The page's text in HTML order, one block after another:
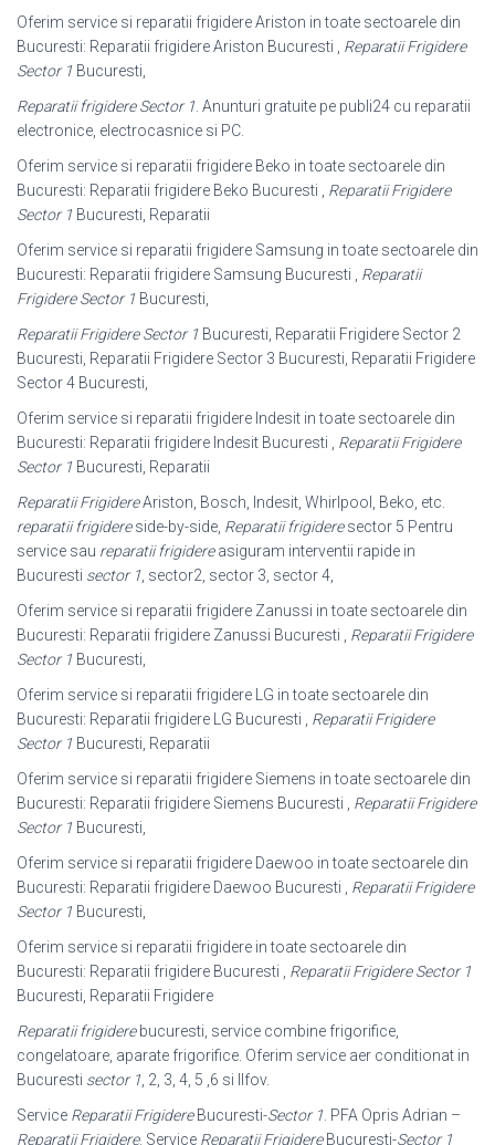
Oferim service si reparatii frigidere Ariston in toate sectoarele din
Bucuresti: Reparatii frigidere Ariston Bucuresti , Reparatii Frigidere
Sector 1 Bucuresti,
Reparatii frigidere Sector 1. Anunturi gratuite pe publi24 cu reparatii
electronice, electrocasnice si PC.
Oferim service si reparatii frigidere Beko in toate sectoarele din
Bucuresti: Reparatii frigidere Beko Bucuresti , Reparatii Frigidere
Sector 1 Bucuresti, Reparatii
Oferim service si reparatii frigidere Samsung in toate sectoarele din
Bucuresti: Reparatii frigidere Samsung Bucuresti , Reparatii
Frigidere Sector 1 Bucuresti,
Reparatii Frigidere Sector 1 Bucuresti, Reparatii Frigidere Sector 2
Bucuresti, Reparatii Frigidere Sector 3 Bucuresti, Reparatii Frigidere
Sector 4 Bucuresti,
Oferim service si reparatii frigidere Indesit in toate sectoarele din
Bucuresti: Reparatii frigidere Indesit Bucuresti , Reparatii Frigidere
Sector 1 Bucuresti, Reparatii
Reparatii FrigidereAriston, Bosch, Indesit, Whirlpool, Beko, etc.
reparatii frigidereside-by-side, Reparatii frigideresector 5 Pentru
service sau reparatii frigidereasiguram interventii rapide in
Bucuresti sector 1, sector2, sector 3, sector 4,
Oferim service si reparatii frigidere Zanussi in toate sectoarele din
Bucuresti: Reparatii frigidere Zanussi Bucuresti , Reparatii Frigidere
Sector 1 Bucuresti,
Oferim service si reparatii frigidere LG in toate sectoarele din
Bucuresti: Reparatii frigidere LG Bucuresti , Reparatii Frigidere
Sector 1 Bucuresti, Reparatii
Oferim service si reparatii frigidere Siemens in toate sectoarele din
Bucuresti: Reparatii frigidere Siemens Bucuresti , Reparatii Frigidere
Sector 1 Bucuresti,
Oferim service si reparatii frigidere Daewoo in toate sectoarele din
Bucuresti: Reparatii frigidere Daewoo Bucuresti , Reparatii Frigidere
Sector 1 Bucuresti,
Oferim service si reparatii frigidere in toate sectoarele din
Bucuresti: Reparatii frigidere Bucuresti , Reparatii Frigidere Sector 1
Bucuresti, Reparatii Frigidere
Reparatii frigiderebucuresti, service combine frigorifice,
congelatoare, aparate frigorifice. Oferim service aer conditionat in
Bucuresti sector 1, 2, 3, 4, 5 ,6 si Ilfov.
Service Reparatii FrigidereBucuresti-Sector 1. PFA Opris Adrian –
Reparatii Frigidere. Service Reparatii FrigidereBucuresti-Sector 1